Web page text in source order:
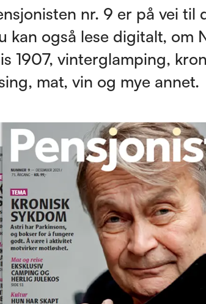
nr. 9 er på vei til
kan også lese digitalt, om
1907, vinterglamping,
mat, vin og mye annet.